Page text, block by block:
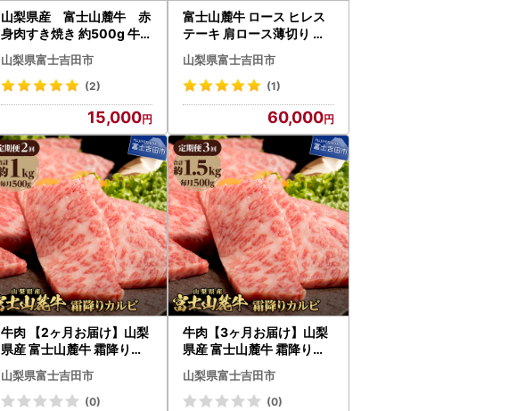
山梨県産 富士山麓牛 赤
身肉すき焼き 約500g 牛肉
食べ比べ 薄切り ジューシ
ー 霜降り
山梨県富士吉田市
(2)
15,000
富士山麓牛 ロース ヒレス
テーキ 肩ロース薄切り 牛
肉 食べ比べ 霜降り
山梨県富士吉田市
(1)
60,000
牛肉 【2ヶ月お届け】山梨
県産 富士山麓牛 霜降りカ
ルビ 500g 定期便
山梨県富士吉田市
(0)
牛肉【3ヶ月お届け】山梨
県産 富士山麓牛 霜降りカ
ルビ 500g 定期便
山梨県富士吉田市
(0)